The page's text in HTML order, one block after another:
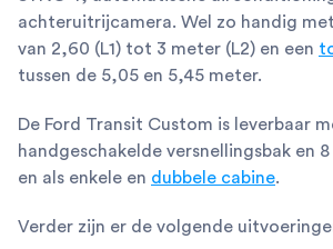
achteruitrijcamera. Wel zo handig
van 2,60 (L1) tot 3 meter (L2) en een
tussen de 5,05 en 5,45 meter.
De Ford Transit Custom is leverbaar
handgeschakelde versnellingsbak en
en als enkele en dubbele cabine.
Verder zijn er de volgende